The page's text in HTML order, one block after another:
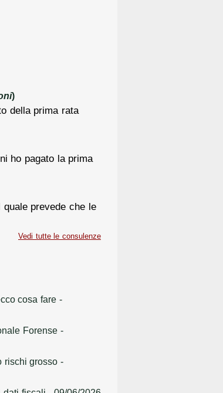
)
della prima rata
ho pagato la prima
prevede che le
Vedi tutte le consulenze
cosa fare -
Forense -
rischi grosso -